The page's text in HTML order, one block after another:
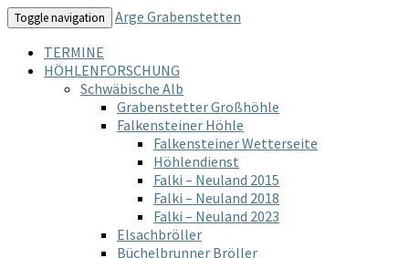
Toggle navigation
Arge Grabenstetten
TERMINE
HÖHLENFORSCHUNG
Schwäbische Alb
Grabenstetter Großhöhle
Falkensteiner Höhle
Falkensteiner Wetterseite
Höhlendienst
Falki – Neuland 2015
Falki – Neuland 2018
Falki – Neuland 2023
Elsachbröller
Büchelbrunner Bröller